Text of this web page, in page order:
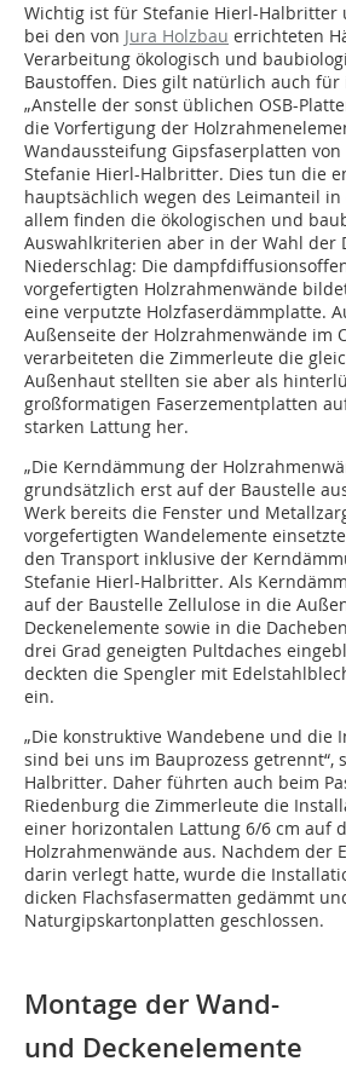
Wichtig ist für Stefanie Hierl-Halbritter
bei den von Jura Holzbau errichteten
Verarbeitung ökologisch und
Baustoffen. Dies gilt natürlich auch für
„Anstelle der sonst üblichen OSB-
die Vorfertigung der
Wandaussteifung Gipsfaserplatten von
Stefanie Hierl-Halbritter. Dies tun die
hauptsächlich wegen des Leimanteil in
allem finden die ökologischen und
Auswahlkriterien aber in der Wahl der
Niederschlag: Die
vorgefertigten Holzrahmenwände
eine verputzte Holzfaserdämmplatte.
Außenseite der Holzrahmenwände im
verarbeiteten die Zimmerleute die
Außenhaut stellten sie aber als
großformatigen Faserzementplatten
starken Lattung her.
„Die Kerndämmung der
grundsätzlich erst auf der Baustelle
Werk bereits die Fenster und
vorgefertigten Wandelemente
den Transport inklusive der
Stefanie Hierl-Halbritter. Als
auf der Baustelle Zellulose in die
Deckenelemente sowie in die
drei Grad geneigten Pultdaches
deckten die Spengler mit
ein.
„Die konstruktive Wandebene und die
sind bei uns im Bauprozess getrennt“,
Halbritter. Daher führten auch beim
Riedenburg die Zimmerleute die
einer horizontalen Lattung 6/6 cm auf
Holzrahmenwände aus. Nachdem der
darin verlegt hatte, wurde die
dicken Flachsfasermatten gedämmt
Naturgipskartonplatten geschlossen.
Montage der Wand-
und Deckenelemente